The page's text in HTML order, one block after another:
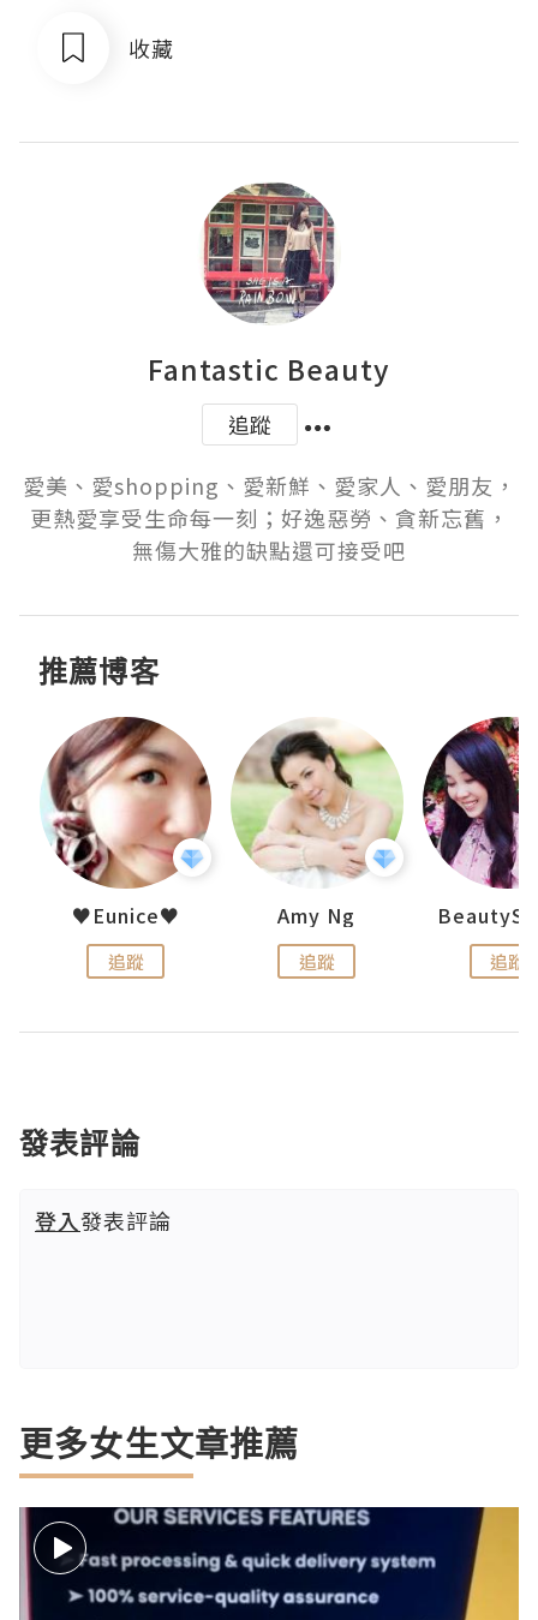
收藏
Fantastic Beauty
追蹤
愛美、愛shopping、愛新鮮、愛家人、愛朋友，
更熱愛享受生命每一刻；好逸惡勞、貪新忘舊，
無傷大雅的缺點還可接受吧
推薦博客
♥Eunice♥
追蹤
Amy Ng
追蹤 追蹤
發表評論
登入發表評論
更多女生文章推薦